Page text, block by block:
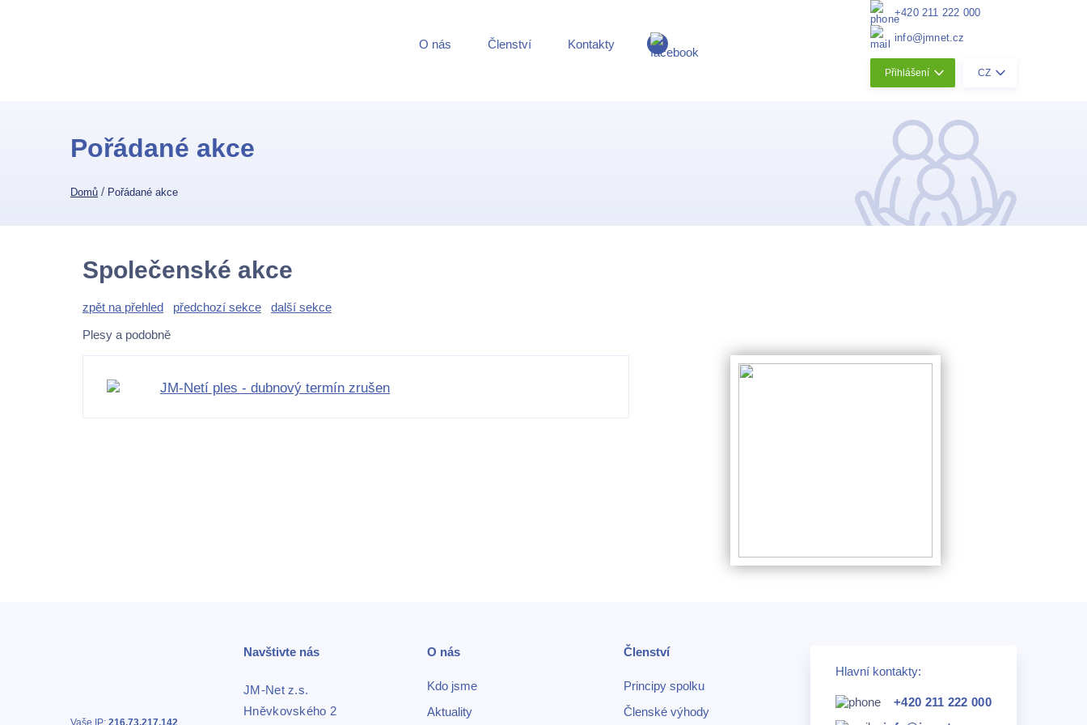
O nás Členství Kontakty
+420 211 222 000
info@jmnet.cz
Přihlášení CZ
Pořádané akce
Domů / Pořádané akce
Společenské akce
zpět na přehled předchozí sekce
další sekce
Plesy a podobně
JM-Netí ples - dubnový termín zrušen
Vaše IP: 216.73.217.142
Navštivte nás
JM-Net z.s.
Hněvkovského 2
O nás
Kdo jsme
Aktuality
Členství
Principy spolku
Členské výhody
Hlavní kontakty:
+420 211 222 000